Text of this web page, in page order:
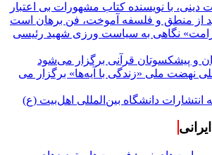
دینی، با نویسنده کتاب مشهورات بی اعتبار
از منطق و فلسفه آموخت، فن برهان است
نگاهی به سیاست ورزی شهید رئیسی
پیشکسوتان قرآنی برگزار می‌شود
ملی «زندگی با آیه‌ها» برگزار می
انتشارات دانشگاه بین‌المللی اهل‌بیت (ع)